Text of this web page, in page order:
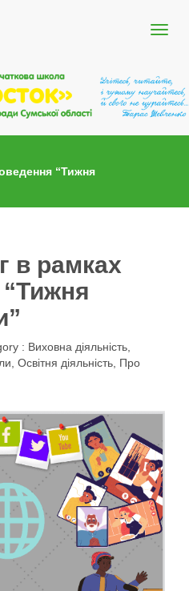
школа
“Тижня
в рамках
: Виховна діяльність,
, Освітня діяльність, Про